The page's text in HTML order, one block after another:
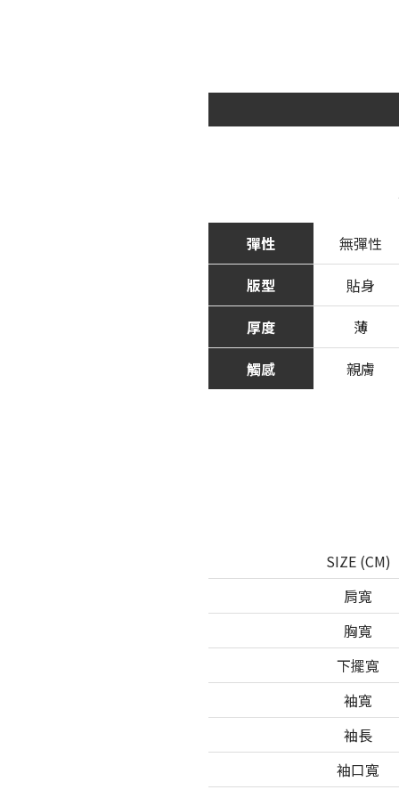
彈性
無彈性
版型
貼身
厚度
薄
觸感
親膚
SIZE (CM)
肩寬
胸寬
下擺寬
袖寬
袖長
袖口寬